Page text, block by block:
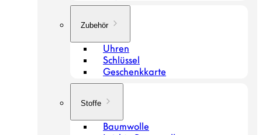
Zubehör
Uhren
Schlüssel
Geschenkkarte
Stoffe
Baumwolle